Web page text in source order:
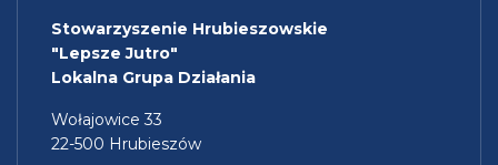
Stowarzyszenie Hrubieszowskie
"Lepsze Jutro"
Lokalna Grupa Działania
Wołajowice 33
22-500 Hrubieszów